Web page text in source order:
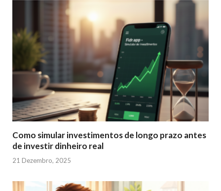
Como simular investimentos de longo prazo antes
de investir dinheiro real
21 Dezembro, 2025